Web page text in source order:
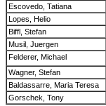
Escovedo, Tatiana
Lopes, Helio
Biffl, Stefan
Musil, Juergen
Felderer, Michael
Wagner, Stefan
Baldassarre, Maria Teresa
Gorschek, Tony